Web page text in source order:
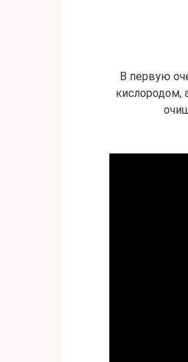
В первую
кислородом,